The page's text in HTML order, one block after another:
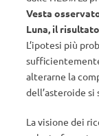
Vesta
Luna, il
L’ipotesi più
alterarne la
dell’asteroide
La visione dei